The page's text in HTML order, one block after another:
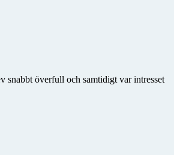
snabbt överfull och samtidigt var intresset